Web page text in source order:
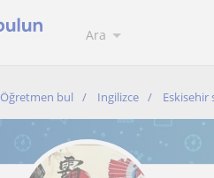
Ara
Öğretmen bul Ingilizce Eskisehir